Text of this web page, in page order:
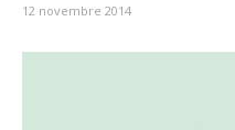
12 novembre 2014